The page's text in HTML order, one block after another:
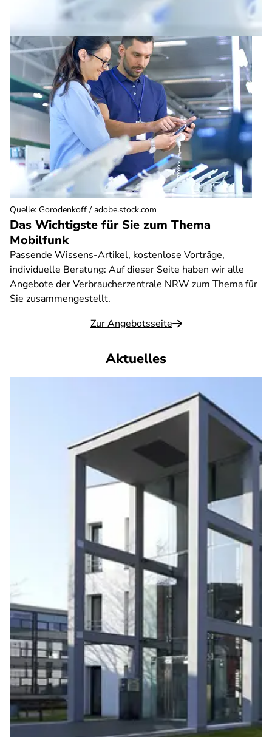
Das Wichtigste für Sie zum Thema
Mobilfunk
Passende Wissens-Artikel, kostenlose Vorträge,
individuelle Beratung: Auf dieser Seite haben wir alle
Angebote der Verbraucherzentrale NRW zum Thema für
Sie zusammengestellt.
Zur Angebotsseite
Quelle: Gorodenkoff / adobe.stock.com
Aktuelles